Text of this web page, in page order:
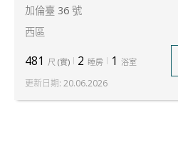
加倫臺 36 號
西區
481 尺 (實) 2 睡房 1 浴室
更新日期: 20.06.2026